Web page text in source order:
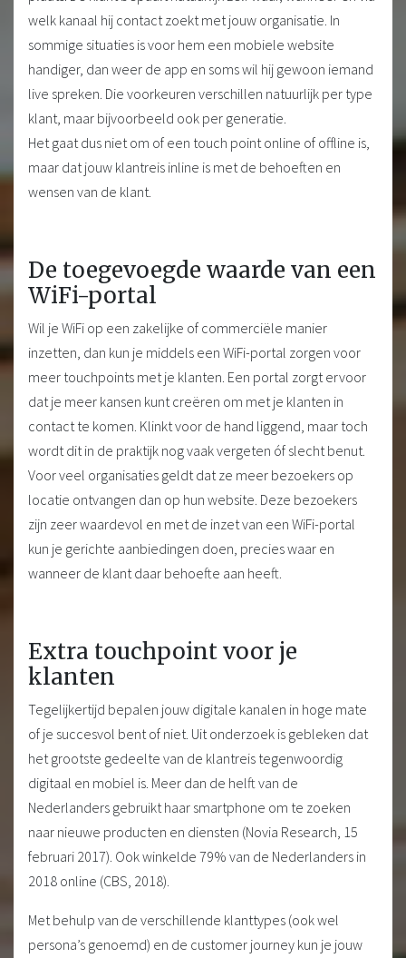
welk kanaal hij contact zoekt met jouw organisatie. In
sommige situaties is voor hem een mobiele website
handiger, dan weer de app en soms wil hij gewoon iemand
live spreken. Die voorkeuren verschillen natuurlijk per type
klant, maar bijvoorbeeld ook per generatie.
Het gaat dus niet om of een touch point online of offline is,
maar dat jouw klantreis inline is met de behoeften en
wensen van de klant.
De toegevoegde waarde van een
WiFi-portal
Wil je WiFi op een zakelijke of commerciële manier
inzetten, dan kun je middels een WiFi-portal zorgen voor
meer touchpoints met je klanten. Een portal zorgt ervoor
dat je meer kansen kunt creëren om met je klanten in
contact te komen. Klinkt voor de hand liggend, maar toch
wordt dit in de praktijk nog vaak vergeten óf slecht benut.
Voor veel organisaties geldt dat ze meer bezoekers op
locatie ontvangen dan op hun website. Deze bezoekers
zijn zeer waardevol en met de inzet van een WiFi-portal
kun je gerichte aanbiedingen doen, precies waar en
wanneer de klant daar behoefte aan heeft.
Extra touchpoint voor je
klanten
Tegelijkertijd bepalen jouw digitale kanalen in hoge mate
of je succesvol bent of niet. Uit onderzoek is gebleken dat
het grootste gedeelte van de klantreis tegenwoordig
digitaal en mobiel is. Meer dan de helft van de
Nederlanders gebruikt haar smartphone om te zoeken
naar nieuwe producten en diensten (Novia Research, 15
februari 2017). Ook winkelde 79% van de Nederlanders in
2018 online (CBS, 2018).
Met behulp van de verschillende klanttypes (ook wel
persona’s genoemd) en de customer journey kun je jouw